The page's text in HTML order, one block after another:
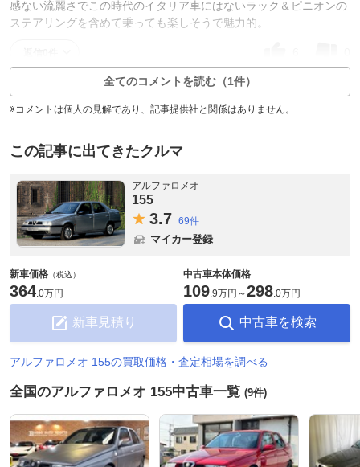
感ない流麗さでこの時代のイタリア車にはないラック＆ピニオンの
ステアリングを含めて乗っても楽しそうで魅力的。
全てのコメントを読む（1件）
※コメントは個人の見解であり、記事提供社と関係はありません。
この記事に出てきたクルマ
アルファロメオ
155
3.7 69件
マイカー登録
新車価格 （税込）
364.0万円
新車見積り
中古車本体価格
109.9万円 ～298.0万円
中古車を検索
アルファロメオ 155の買取価格・査定相場を調べる
全国のアルファロメオ 155中古車一覧 (9件)